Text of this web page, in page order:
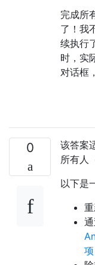
完成所
了！我
续执行
时，实
对话框
0
该答案
所有人
以下是
项